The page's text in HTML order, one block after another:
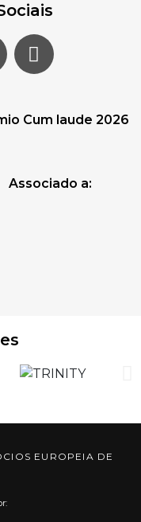
Cum laude 2026
Associado a:
EUROPEIA DE